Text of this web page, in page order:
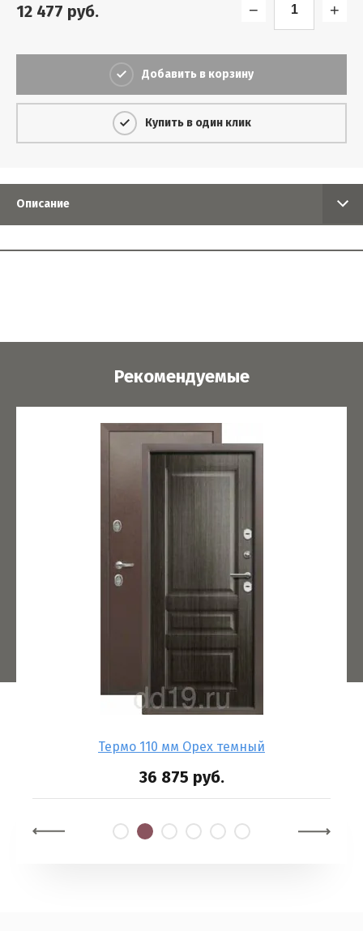
12 477 руб. − +
Добавить в корзину
Купить в один клик
Описание
Рекомендуемые
Термо 110 мм Орех темный
36 875 руб.